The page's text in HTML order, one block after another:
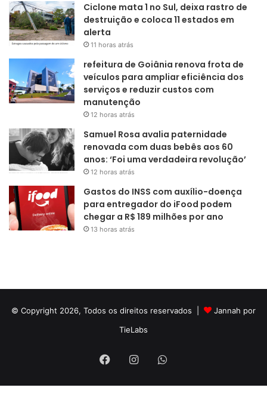
Ciclone mata 1 no Sul, deixa rastro de
destruição e coloca 11 estados em
alerta
11 horas atrás
refeitura de Goiânia renova frota de
veículos para ampliar eficiência dos
serviços e reduzir custos com
manutenção
12 horas atrás
Samuel Rosa avalia paternidade
renovada com duas bebês aos 60
anos: ‘Foi uma verdadeira revolução’
12 horas atrás
Gastos do INSS com auxílio-doença
para entregador do iFood podem
chegar a R$ 189 milhões por ano
13 horas atrás
© Copyright 2026, Todos os direitos reservados |
Jannah por
TieLabs
FacebookInstagramWhatsApp